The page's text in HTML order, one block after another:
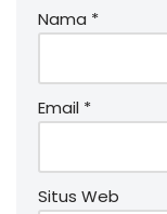
Nama *
Email *
Situs Web